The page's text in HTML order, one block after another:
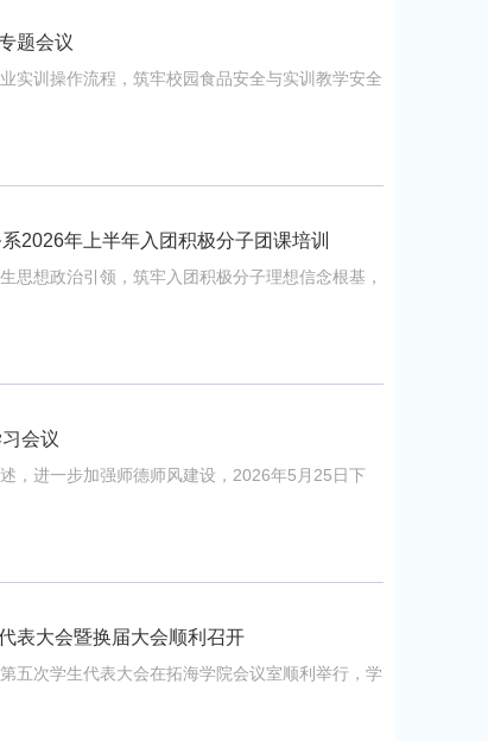
题会议
实训操作流程，筑牢校园食品安全与实训教学安全
2026年上半年入团积极分子团课培训
思想政治引领，筑牢入团积极分子理想信念根基，
会议
，进一步加强师德师风建设，2026年5月25日下
表大会暨换届大会顺利召开
五次学生代表大会在拓海学院会议室顺利举行，学